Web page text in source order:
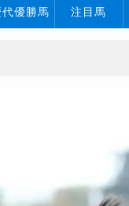
代優勝馬 注目馬